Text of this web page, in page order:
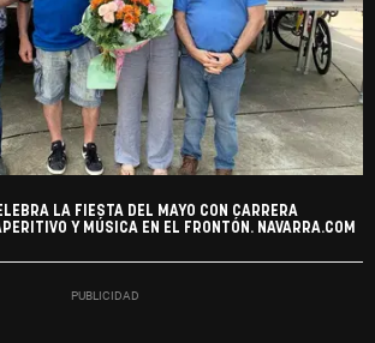
LA FIESTA DEL MAYO CON CARRERA
Y MÚSICA EN EL FRONTÓN. NAVARRA.COM